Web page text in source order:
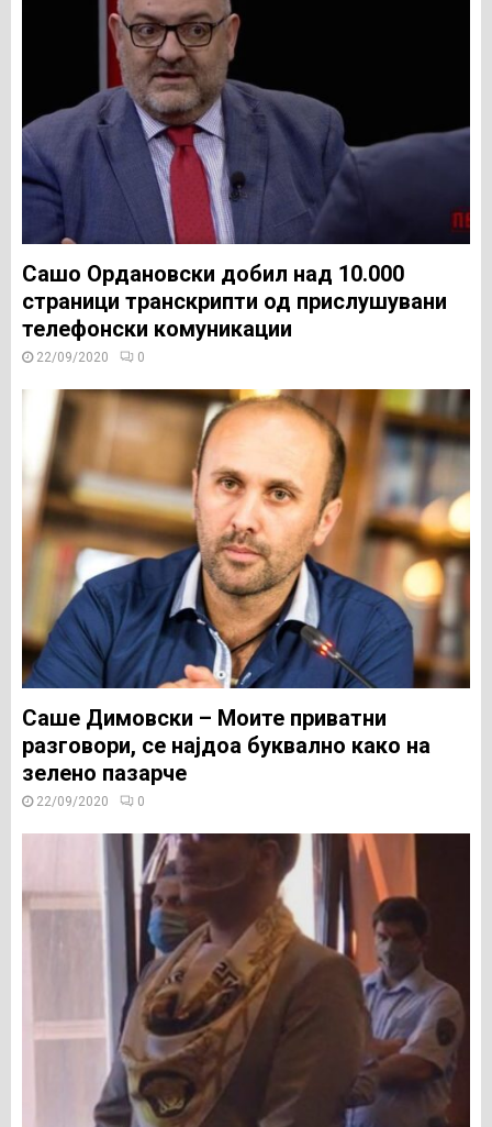
Сашо Ордановски добил над 10.000
страници транскрипти од прислушувани
телефонски комуникации
22/09/2020 0
Саше Димовски – Моите приватни
разговори, се најдоа буквално како на
зелено пазарче
22/09/2020 0